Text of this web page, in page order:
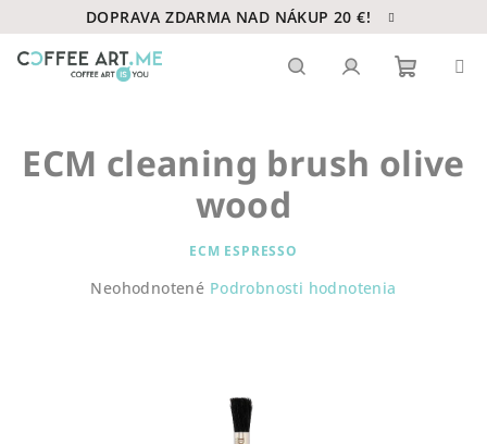
na
obsah
DOPRAVA ZDARMA NAD NÁKUP 20 €!
košík
ECM cleaning brush olive
wood
ECM ESPRESSO
Priemerné
Neohodnotené Podrobnosti hodnotenia